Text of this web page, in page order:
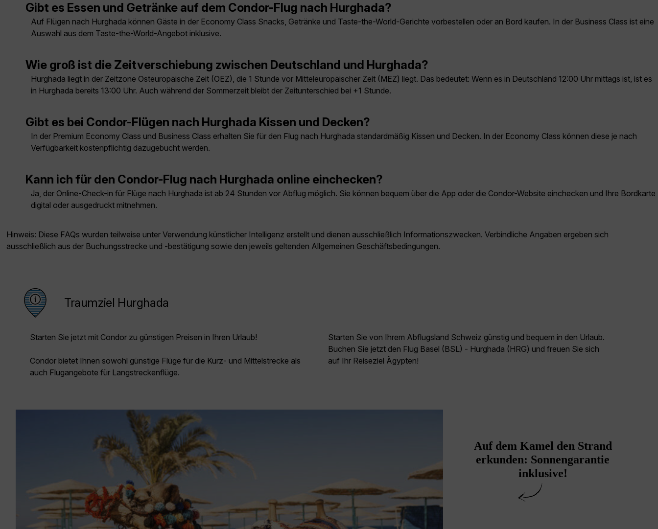
Gibt es Essen und Getränke auf dem Condor-Flug nach Hurghada?
Auf Flügen nach Hurghada können Gäste in der Economy Class Snacks, Getränke und Taste-the-World-Gerichte vorbestellen oder an Bord kaufen. In der Business Class ist eine
Auswahl aus dem Taste-the-World-Angebot inklusive.
Wie groß ist die Zeitverschiebung zwischen Deutschland und Hurghada?
Hurghada liegt in der Zeitzone Osteuropäische Zeit (OEZ), die 1 Stunde vor Mitteleuropäischer Zeit (MEZ) liegt. Das bedeutet: Wenn es in Deutschland 12:00 Uhr mittags ist, ist es
in Hurghada bereits 13:00 Uhr. Auch während der Sommerzeit bleibt der Zeitunterschied bei +1 Stunde.
Gibt es bei Condor-Flügen nach Hurghada Kissen und Decken?
In der Premium Economy Class und Business Class erhalten Sie für den Flug nach Hurghada standardmäßig Kissen und Decken. In der Economy Class können diese je nach
Verfügbarkeit kostenpflichtig dazugebucht werden.
Kann ich für den Condor-Flug nach Hurghada online einchecken?
Ja, der Online-Check-in für Flüge nach Hurghada ist ab 24 Stunden vor Abflug möglich. Sie können bequem über die App oder die Condor-Website einchecken und Ihre Bordkarte
digital oder ausgedruckt mitnehmen.
Hinweis: Diese FAQs wurden teilweise unter Verwendung künstlicher Intelligenz erstellt und dienen ausschließlich Informationszwecken. Verbindliche Angaben ergeben sich
ausschließlich aus der Buchungsstrecke und -bestätigung sowie den jeweils geltenden Allgemeinen Geschäftsbedingungen.
Traumziel Hurghada
Starten Sie jetzt mit Condor zu günstigen Preisen in Ihren Urlaub!
Condor bietet Ihnen sowohl günstige Flüge für die Kurz- und Mittelstrecke als
auch Flugangebote für Langstreckenflüge.
Starten Sie von Ihrem Abflugsland Schweiz günstig und bequem in den Urlaub.
Buchen Sie jetzt den Flug Basel (BSL) - Hurghada (HRG) und freuen Sie sich
auf Ihr Reiseziel Ägypten!
Auf dem Kamel den Strand
erkunden: Sonnengarantie
inklusive!